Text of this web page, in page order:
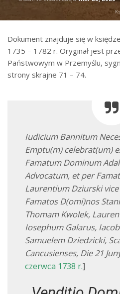
Dokument znajduje się w
1735 – 1782 r. Oryginał jest
Państwowym w Przemyślu,
strony skrajne 71 – 74.
Iudicium Bannitum
Emptu(m) celebrat(um)
Famatum Dominum
Advocatum, et per
Laurentium Dziurski
Famatos D(omi)nos
Thomam Kwolek,
Iosephum Galarus,
Samuelem Dziedzicki,
Cancusienses, Die 21
czerwca 1738 r.]